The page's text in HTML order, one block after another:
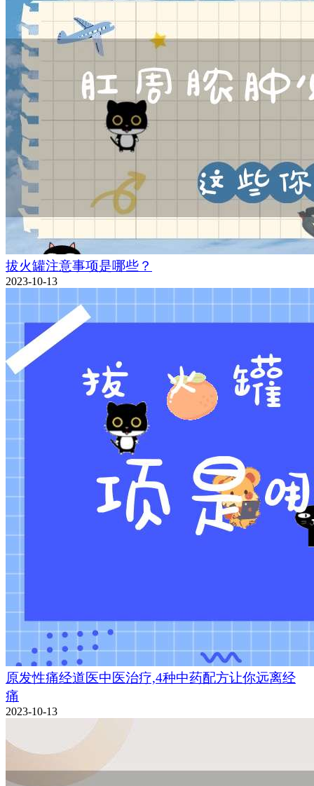
拔火罐注意事项是哪些？
2023-10-13
原发性痛经道医中医治疗,4种中药配方让你远离经
痛
2023-10-13